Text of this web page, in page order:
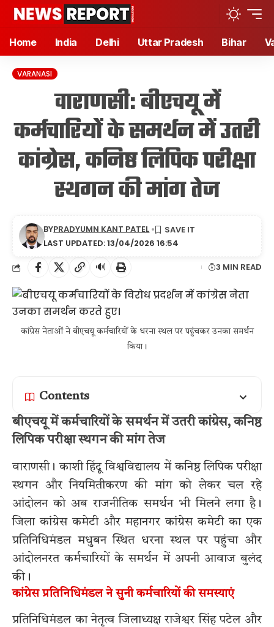
Home India Delhi Uttar Pradesh Bihar
VARANASI
वाराणसी: बीएचयू में
कर्मचारियों के समर्थन में उतरी
कांग्रेस, कनिष्ठ लिपिक परीक्षा
स्थगन की मांग तेज
LAST UPDATED: 13/04/2026 16:54
BYPRADYUMN KANT PATEL
🔊 3 MIN READ
कांग्रेस नेताओं ने बीएचयू कर्मचारियों के धरना स्थल पर पहुंचकर उनका समर्थन
किया।
Contents
बीएचयू में कर्मचारियों के समर्थन में उतरी कांग्रेस, कनिष्ठ
लिपिक परीक्षा स्थगन की मांग तेज
वाराणसी। काशी हिंदू विश्वविद्यालय में कनिष्ठ लिपिक परीक्षा
स्थगन और नियमितीकरण की मांग को लेकर चल रहे
आंदोलन को अब राजनीतिक समर्थन भी मिलने लगा है।
जिला कांग्रेस कमेटी और महानगर कांग्रेस कमेटी का एक
प्रतिनिधिमंडल मधुबन स्थित धरना स्थल पर पहुंचा और
आंदोलनरत कर्मचारियों के समर्थन में अपनी आवाज बुलंद
की।
कांग्रेस प्रतिनिधिमंडल ने सुनी कर्मचारियों की समस्याएं
प्रतिनिधिमंडल का नेतृत्व जिलाध्यक्ष राजेश्वर सिंह पटेल और